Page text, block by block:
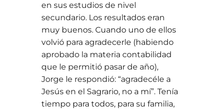
en sus estudios de nivel
secundario. Los resultados eran
muy buenos. Cuando uno de ellos
volvió para agradecerle (habiendo
aprobado la materia contabilidad
que le permitió pasar de año),
Jorge le respondió: “agradecéle a
Jesús en el Sagrario, no a mí”. Tenía
tiempo para todos, para su familia,